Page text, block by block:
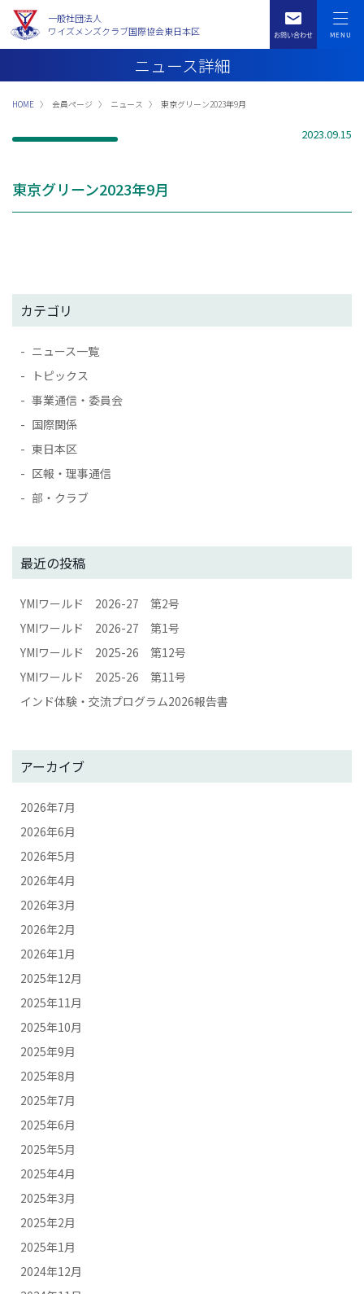
一般社団法人
ワイズメンズクラブ国際協会東日本区
ニュース詳細
HOME 会員ページ ニュース 東京グリーン2023年9月
2023.09.15
東京グリーン2023年9月
カテゴリ
ニュース一覧
トピックス
事業通信・委員会
国際関係
東日本区
区報・理事通信
部・クラブ
最近の投稿
YMIワールド 2026-27 第2号
YMIワールド 2026-27 第1号
YMIワールド 2025-26 第12号
YMIワールド 2025-26 第11号
インド体験・交流プログラム2026報告書
アーカイブ
2026年7月
2026年6月
2026年5月
2026年4月
2026年3月
2026年2月
2026年1月
2025年12月
2025年11月
2025年10月
2025年9月
2025年8月
2025年7月
2025年6月
2025年5月
2025年4月
2025年3月
2025年2月
2025年1月
2024年12月